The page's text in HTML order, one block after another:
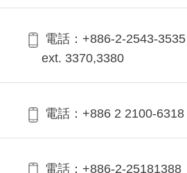
電話：+886-2-2543-3535
ext. 3370,3380
電話：+886 2 2100-6318
電話：+886-2-25181388